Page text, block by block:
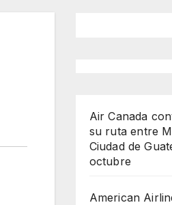
Air Canada
su ruta entre
Ciudad de
octubre
American